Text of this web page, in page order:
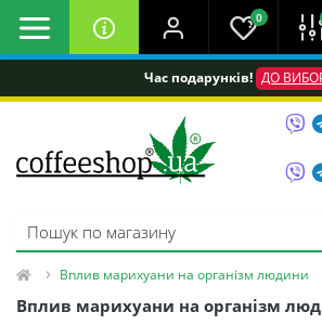
Час подарунків! ДО
0
Вплив марихуани на організм людини
Вплив марихуани на організм